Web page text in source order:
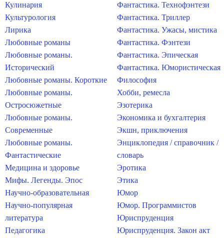
Кулинария
Культурология
Лирика
Любовные романы
Любовные романы.
Исторический
Любовные романы. Короткие
Любовные романы.
Остросюжетные
Любовные романы.
Современные
Любовные романы.
Фантастические
Медицина и здоровье
Мифы. Легенды. Эпос
Научно-образовательная
Научно-популярная
литература
Педагогика
Фантастика. Технофэнтези
Фантастика. Триллер
Фантастика. Ужасы, мистика
Фантастика. Фэнтези
Фантастика. Эпическая
Фантастика. Юмористическая
Философия
Хобби, ремесла
Эзотерика
Экономика и бухгалтерия
Экшн, приключения
Энциклопедия / справочник /
словарь
Эротика
Этика
Юмор
Юмор. Программистов
Юриспруденция
Юриспруденция. Закон акт